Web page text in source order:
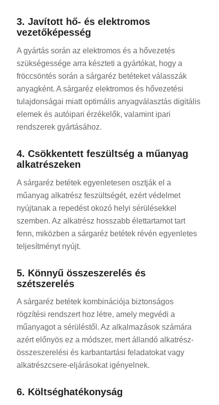
3. Javított hő- és elektromos
vezetőképesség
A gyártás során az elektromos és a hővezetés
szükségessége arra készteti a gyártókat, hogy a
fröccsöntés során a sárgaréz betéteket válasszák
anyagként. A sárgaréz elektromos és hővezetési
tulajdonságai miatt optimális anyagválasztás digitális
elemek és autóipari érzékelők, valamint ipari
rendszerek gyártásához.
4. Csökkentett feszültség a műanyag
alkatrészeken
A sárgaréz betétek egyenletesen osztják el a
műanyag alkatrész feszültségét, ezért védelmet
nyújtanak a repedést okozó helyi sérülésekkel
szemben. Az alkatrész hosszabb élettartamot tart
fenn, miközben a sárgaréz betétek révén egyenletes
teljesítményt nyújt.
5. Könnyű összeszerelés és
szétszerelés
A sárgaréz betétek kombinációja biztonságos
rögzítési rendszert hoz létre, amely megvédi a
műanyagot a sérüléstől. Az alkalmazások számára
azért előnyös ez a módszer, mert állandó alkatrész-
összeszerelési és karbantartási feladatokat vagy
alkatrészcsere-eljárásokat igényelnek.
6. Költséghatékonyság